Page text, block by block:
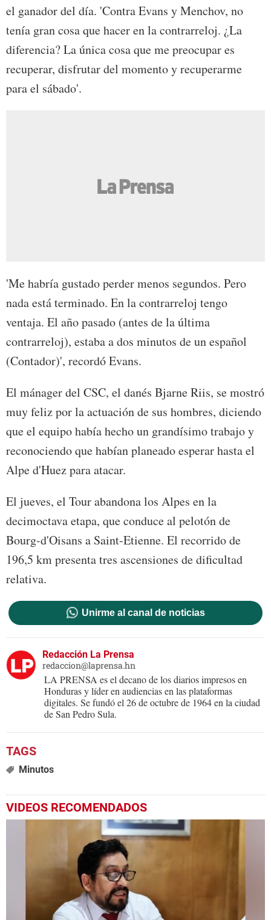
el ganador del día. 'Contra Evans y Menchov, no
tenía gran cosa que hacer en la contrarreloj. ¿La
diferencia? La única cosa que me preocupar es
recuperar, disfrutar del momento y recuperarme
para el sábado'.
'Me habría gustado perder menos segundos. Pero
nada está terminado. En la contrarreloj tengo
ventaja. El año pasado (antes de la última
contrarreloj), estaba a dos minutos de un español
(Contador)', recordó Evans.
El mánager del CSC, el danés Bjarne Riis, se mostró
muy feliz por la actuación de sus hombres, diciendo
que el equipo había hecho un grandísimo trabajo y
reconociendo que habían planeado esperar hasta el
Alpe d'Huez para atacar.
El jueves, el Tour abandona los Alpes en la
decimoctava etapa, que conduce al pelotón de
Bourg-d'Oisans a Saint-Etienne. El recorrido de
196,5 km presenta tres ascensiones de dificultad
relativa.
Unirme al canal de noticias
Redacción La Prensa
redaccion@laprensa.hn
LA PRENSA es el decano de los diarios impresos en
Honduras y líder en audiencias en las plataformas
digitales. Se fundó el 26 de octubre de 1964 en la ciudad
de San Pedro Sula.
Minutos
VIDEOS RECOMENDADOS